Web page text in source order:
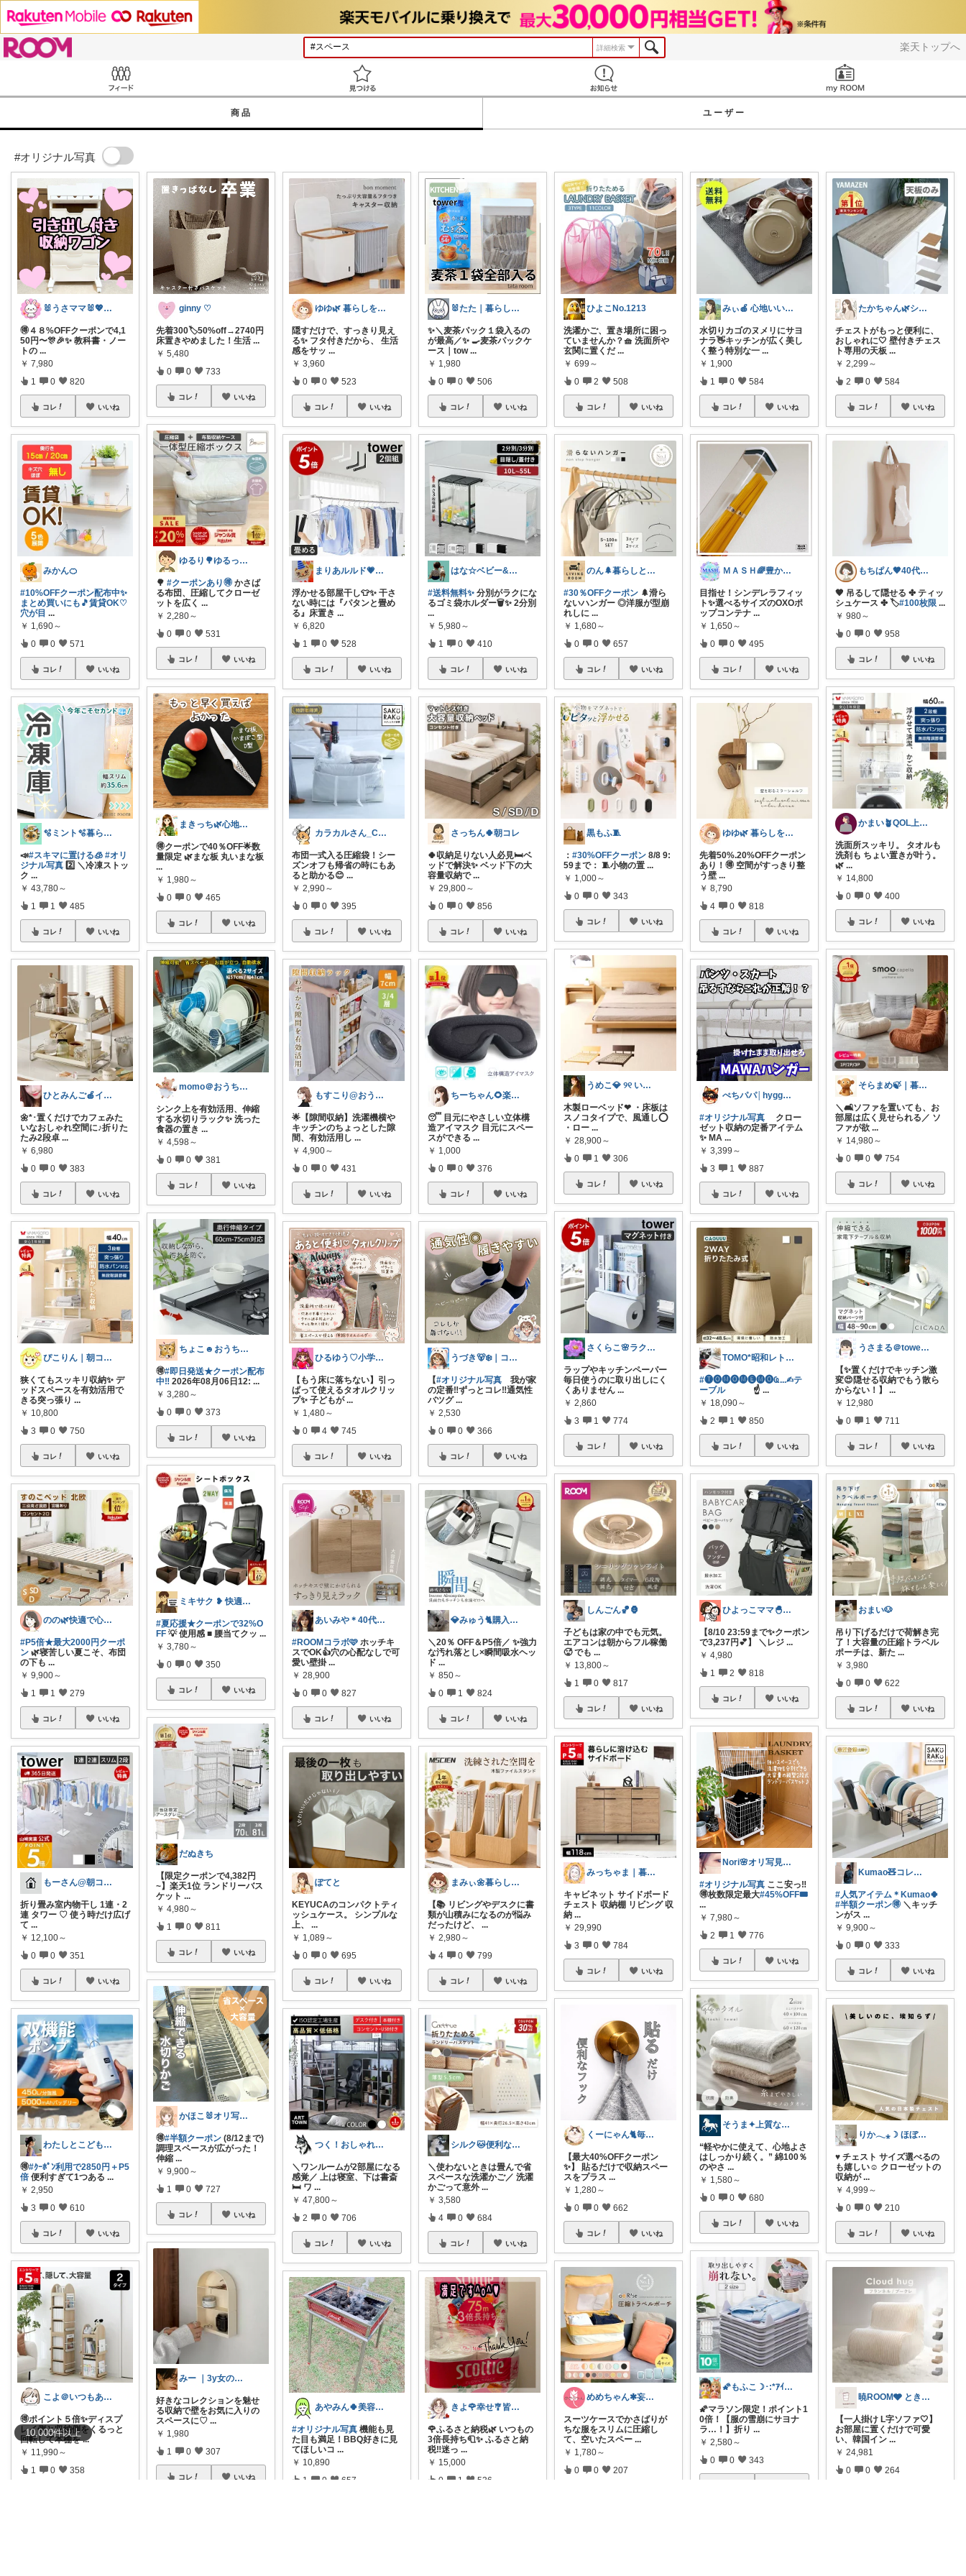
楽天トップへ
詳細検索
商品 ユーザー
#オリジナル写真
10,000件以上
🐰うさママ🐰💖キッズ・ママの日常✨
🉐４８%OFFクーポンで4,1
50円〜🎊🎉✨ 教科書・ノー
トの ...
￥ 7,980
1 0 820
コレ いいね
みかん🍊
#10%OFFクーポン配布中✨
まとめ買いにも🎵賃貸OK♡
穴が目 ...
￥ 1,690～
0 0 571
コレ いいね
🫧ミント🫧暮らし⋆ﾟファッション⋆ﾟ
📣#スキマに置ける🧊 #オリ
ジナル写真 2️⃣ ＼冷凍ストッ
ク ...
￥ 43,780～
1 1 485
コレ いいね
ひとみんご🍎‪インテリア雑貨
🌼*･置くだけでカフェみた
いなおしゃれ空間に♪折りた
たみ2段卓 ...
￥ 6,980
0 0 383
コレ いいね
ぴこりん｜朝コレ｜良いものを長く🌿
狭くてもスッキリ収納✨ デ
ッドスペースを有効活用で
きる突っ張り ...
￥ 10,800
3 0 750
コレ いいね
のの🌿快適で心地よい暮らし♡
#P5倍★最大2000円クーポ
ン 🌿寝苦しい夏こそ、布団
の下も ...
￥ 9,900～
1 1 279
コレ いいね
もーさん@朝コレ&朝いいね中⭐️
折り畳み室内物干し 1連・2
連 タワー ♡ 使う時だけ広げ
て ...
￥ 12,100～
0 0 351
コレ いいね
わたしとこどもの好きメモ 🧺
🉐#ｸｰﾎﾟﾝ利用で2850円＋P5
倍 便利すぎて1つある ...
￥ 2,950
3 0 610
コレ いいね
こよ＠いつもありがとう✨
🉐ポイント５倍✨ディスプ
レイ側と収納側をくるっと
回転して本棚を ...
￥ 11,990～
1 0 358
ginny ♡
先着300🏷️50%off→2740円
床置きやめました！生活 ...
￥ 5,480
0 0 733
コレ いいね
ゆるり🌳ゆるっと暮らし整える🧺🫕
🌳#クーポンあり🉐 かさば
る布団、圧縮してクローゼ
ットを広く ...
￥ 2,280～
0 0 531
コレ いいね
まきっち🌿心地よい暮らし🌿
🉐クーポンで40％OFF🌟数
量限定 🌿まな板 丸いまな板
...
￥ 1,980～
0 0 465
コレ いいね
momo＠おうち大好き💛
シンク上を有効活用、伸縮
する水切りラック✨ 洗った
食器の置き ...
￥ 4,598～
0 0 381
コレ いいね
ちょこ☻おうち時間充実🏠アイテム
🉐#即日発送★クーポン配布
中‼️ 2026年08月06日12: ...
￥ 3,280～
0 0 373
コレ いいね
ミキサク ❥ 快適生活 ❥ 1歳児子育て
#夏応援★クーポンで32%O
FF 💡 使用感 ■ 腰当てクッ ...
￥ 3,780～
0 0 350
コレ いいね
だぬきち
【限定クーポンで4,382円
~】楽天1位 ランドリーバス
ケット ...
￥ 4,980～
1 0 811
コレ いいね
かほこ🐰オリ写350枚以上
🉐#半額クーポン (8/12まで)
調理スペースが広がった！
伸縮 ...
￥ 9,900～
1 0 727
コレ いいね
みー ｜3y女の子ママ
好きなコレクションを魅せ
る収納で壁をお気に入りの
スペースに♡...
￥ 1,980
1 0 307
コレ いいね
ゆゆ🌿 暮らしを整えたい🫖
隠すだけで、すっきり見え
る✨ フタ付きだから、 生活
感をサッ ...
￥ 3,960
0 0 523
コレ いいね
まりあルルド💗ご購入感謝です💗
浮かせる部屋干し👕✨️ 干さ
ない時には『パタンと畳め
る』床置き ...
￥ 6,820
1 0 528
コレ いいね
カラカルさん_CRCL😺朝コレ4時
布団一式入る圧縮袋！シー
ズンオフも帰省の時にもあ
ると助かる😊...
￥ 2,990～
0 0 395
コレ いいね
もすこり@おうち満喫＆外出頑張る
🌟【隙間収納】洗濯機横や
キッチンのちょっとした隙
間、有効活用し ...
￥ 4,900～
0 0 431
コレ いいね
ひるゆう♡小学生2児ママ
【もう床に落ちない】引っ
ぱって使えるタオルクリッ
プ✨ 子どもが ...
￥ 1,480～
0 4 745
コレ いいね
あいみや＊40代🌷くらしを楽しむ
#ROOMコラボ🩷 ホッチキ
スでOK👍穴の心配なしで可
愛い壁掛 ...
￥ 28,900
0 0 827
コレ いいね
ぽてと
KEYUCAのコンパクトティ
ッシュケース。 シンプルな
上、
...
￥ 1,089～
0 0 695
コレ いいね
つく！おしゃれな商品や便利な商品をお届け
＼ワンルームが2部屋になる
感覚／ 上は寝室、下は書斎
🛏️ ワ ...
￥ 47,800～
2 0 706
コレ いいね
あやみん🍀美容×健康×子ども
#オリジナル写真 機能も見
た目も満足！BBQ好きに見
てほしいコ ...
￥ 10,890
1 0 657
🐰たた｜暮らしと子育て
✨＼麦茶パック１袋入るの
が最高／✨ 🍳麦茶パックケ
ース｜tow ...
￥ 1,980
0 0 506
コレ いいね
はな☆ベビー&キッズ
#送料無料✨ 分別がラクにな
るゴミ袋ホルダー🗑️✨ 2分別
...
￥ 5,980～
1 0 410
コレ いいね
さっちん🍀朝コレ
🍀収納足りない人必見🛏️ベ
ッドで解決✨ ベッド下の大
容量収納で ...
￥ 29,800～
0 0 856
コレ いいね
ちーちゃん🌻楽天room
😴 目元にやさしい立体構
造アイマスク 目元にスペー
スができる ...
￥ 1,000
0 0 376
コレ いいね
うづき🐻‍❄️｜コレ好き！を届けたい✨
【#オリジナル写真 我が家
の定番‼️ずっとコレ‼️通気性
バツグ ...
￥ 2,530
0 0 366
コレ いいね
💎みゅう🐈購入感謝(❀ᴗ͈ˬᴗ͈)⁾
＼20％ OFF＆P5倍／ ✨強力
な汚れ落とし×瞬間吸水ヘッ
ド ...
￥ 850～
0 1 824
コレ いいね
まみぃ🌼暮らしの便利グッズ｜毎日朝コレ
【📚 リビングやデスクに書
類が山積みになるのが悩み
だったけど、
...
￥ 2,980～
4 0 799
コレ いいね
シルク🐱便利な暮らし
＼使わないときは畳んで省
スペースな洗濯かご／ 洗濯
かごって意外 ...
￥ 3,580
4 0 684
コレ いいね
きよ🌹幸せ🎐皆様のお心遣いに感謝💖
🌹ふるさと納税🌿 いつもの
3倍長持ち🧻✨ ふるさと納
税‼︎迷っ ...
￥ 15,000
0 1 536
ひよこNo.1213
洗濯かご、置き場所に困っ
ていませんか？🧺 洗面所や
玄関に置くだ ...
￥ 699～
0 2 508
コレ いいね
のん🌲暮らしと家具
#30％OFFクーポン 🌲滑ら
ないハンガー ◎洋服が型崩
れしに ...
￥ 1,680～
0 0 657
コレ いいね
黒もふ🧵
：#30%OFFクーポン 8/8 9:
59まで： 🧵小物の置 ...
￥ 1,000～
0 0 343
コレ いいね
うめこ💎 ୨୧ いつも感謝 ୨୧
木製ローベッド❤︎ ・床板は
スノコタイプで、風通し⭕️
・ロー ...
￥ 28,900～
0 1 306
コレ いいね
さくらこ🌸ラクする暮らしnote
ラップやキッチンペーパー
毎日使うのに取り出しにく
くありません ...
￥ 2,860
3 1 774
コレ いいね
しんごん🏀🦍
子どもは家の中でも元気。
エアコンは朝からフル稼働
🥵 でも ...
￥ 13,800～
1 0 817
コレ いいね
みっちゃま｜暮らし整うお買い物🌿
キャビネット サイドボード
チェスト 収納棚 リビング 収
納...
￥ 29,990
3 0 784
コレ いいね
くーにゃん🐈️毎日感謝😊🙏
【最大40%OFFクーポン
✨】 貼るだけで収納スペー
スをプラス ...
￥ 1,280～
0 0 662
コレ いいね
めめちゃん✱妄想おかいもの帖
スーツケースでかさばりが
ちな服をスリムに圧縮し
て、空いたスペー ...
￥ 1,780～
0 0 207
みぃ🍎 心地いい暮らし
水切りカゴのヌメリにサヨ
ナラ👋キッチンが広く美し
く整う特別な一 ...
￥ 1,900
1 0 584
コレ いいね
ＭＡＳＨ🌈豊かな生活へカスタマイズ🌈
目指せ！シンデレラフィッ
ト✨選べるサイズのOXOポ
ップコンテナ ...
￥ 1,650～
0 0 495
コレ いいね
ゆゆ🌿 暮らしを整えたい🫖
先着50%.20%OFFクーポン
あり！🉐 空間がすっきり整
う壁 ...
￥ 8,790
4 0 818
コレ いいね
ぺちパパ│hyggeな心意気を大切に🌿
#オリジナル写真 クロー
ゼット収納の定番アイテム
✨️ MA ...
￥ 3,399～
3 1 887
コレ いいね
TOMO*昭和レトロ 📷🍎
#🅣🅞︎🅜🅞︎🅜🅔︎🅜🅞︎︎︎︎Ҩ...✍︎テ
ーブル☝ ...
￥ 18,090～
2 1 850
コレ いいね
ひよっこママ🐣𓂃ゆるっと育児と暮らし
【8/10 23:59まで✨クーポン
で3,237円💕】 ＼レジ ...
￥ 4,980
1 2 818
コレ いいね
Nori🌸オリ写見て欲しいなぁ🤭
#オリジナル写真 ここ安っ‼︎
🉐枚数限定最大#45%OFF🎟
...
￥ 7,980～
2 1 776
コレ いいね
そうま✦上質な日常を
“軽やかに使えて、心地よさ
はしっかり続く。” 綿100％
のやさ ...
￥ 1,580～
0 0 680
コレ いいね
🌠もふこ☽･:*ｱｲｺﾝ変更しました♪
🌠マラソン限定！ポイント1
0倍！【服の雪崩にサヨナ
ラ…！】折り ...
￥ 2,580～
0 0 343
たかちゃん🌿シンプルで心地よい暮らし
チェストがもっと便利に、
おしゃれに🤍 壁付きチェス
ト専用の天板 ...
￥ 2,299～
2 0 584
コレ いいね
もちぱん🤎40代主婦のくらしメモ
🤎 吊るして隠せる ✤ ティッ
シュケース ✤ 🏷️#100枚限 ...
￥ 980～
0 0 958
コレ いいね
かまい🪴QOL上げる家具と寝具紹介
洗面所スッキリ。 タオルも
洗剤も ちょい置きが叶う。
🌿...
￥ 14,800
0 0 400
コレ いいね
そらまめ🍃｜暮らしの便利グッズ
＼🛋️ソファを置いても、お
部屋は広く見せられる／ ソ
ファが欲 ...
￥ 14,980～
0 0 754
コレ いいね
うさまる＠tower愛好家
【✨置くだけでキッチン激
変😍隠せる収納でもう散ら
からない！】...
￥ 12,980
0 1 711
コレ いいね
おまい🐶
吊り下げるだけで荷解き完
了！大容量の圧縮トラベル
ポーチは、新た ...
￥ 3,980
0 0 622
コレ いいね
Kumao🧸コレクションみてね✨
#人気アイテム＊Kumao🍀
#半額クーポン🉐 ＼キッチ
ンがス ...
￥ 9,900～
0 0 333
コレ いいね
りか𓂃⁎☽ ほぼオリ写
♥ チェスト サイズ選べるの
も嬉しい☺️ クローゼットの
収納が ...
￥ 4,999～
0 0 210
コレ いいね
暁ROOM🩶 ときめく暮らしのセレクト
【一人掛け L字ソファ🤍】
お部屋に置くだけで可愛
い、韓国イン ...
￥ 24,981
0 0 264